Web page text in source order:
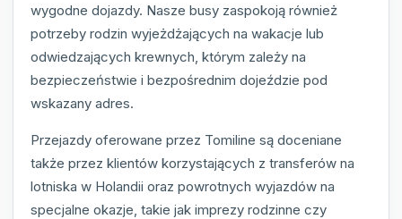
wygodne dojazdy. Nasze busy zaspokoją również
potrzeby rodzin wyjeżdżających na wakacje lub
odwiedzających krewnych, którym zależy na
bezpieczeństwie i bezpośrednim dojeździe pod
wskazany adres.
Przejazdy oferowane przez Tomiline są doceniane
także przez klientów korzystających z transferów na
lotniska w Holandii oraz powrotnych wyjazdów na
specjalne okazje, takie jak imprezy rodzinne czy